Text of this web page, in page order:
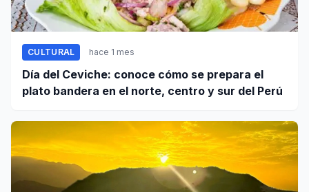
CULTURAL hace 1 mes
Día del Ceviche: conoce cómo se prepara el
plato bandera en el norte, centro y sur del Perú